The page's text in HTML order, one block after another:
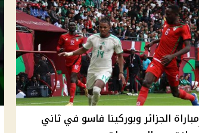
مباراة الجزائر وبوركينا فاسو في ثاني